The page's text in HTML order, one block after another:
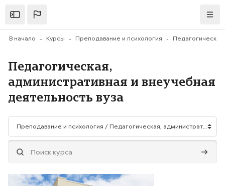
Открыть
В начало Курсы Преподавание и психология
Педагогическая,
административная и внеучебная
деятельность вуза
Категории курсов
Поиск курса Поиск